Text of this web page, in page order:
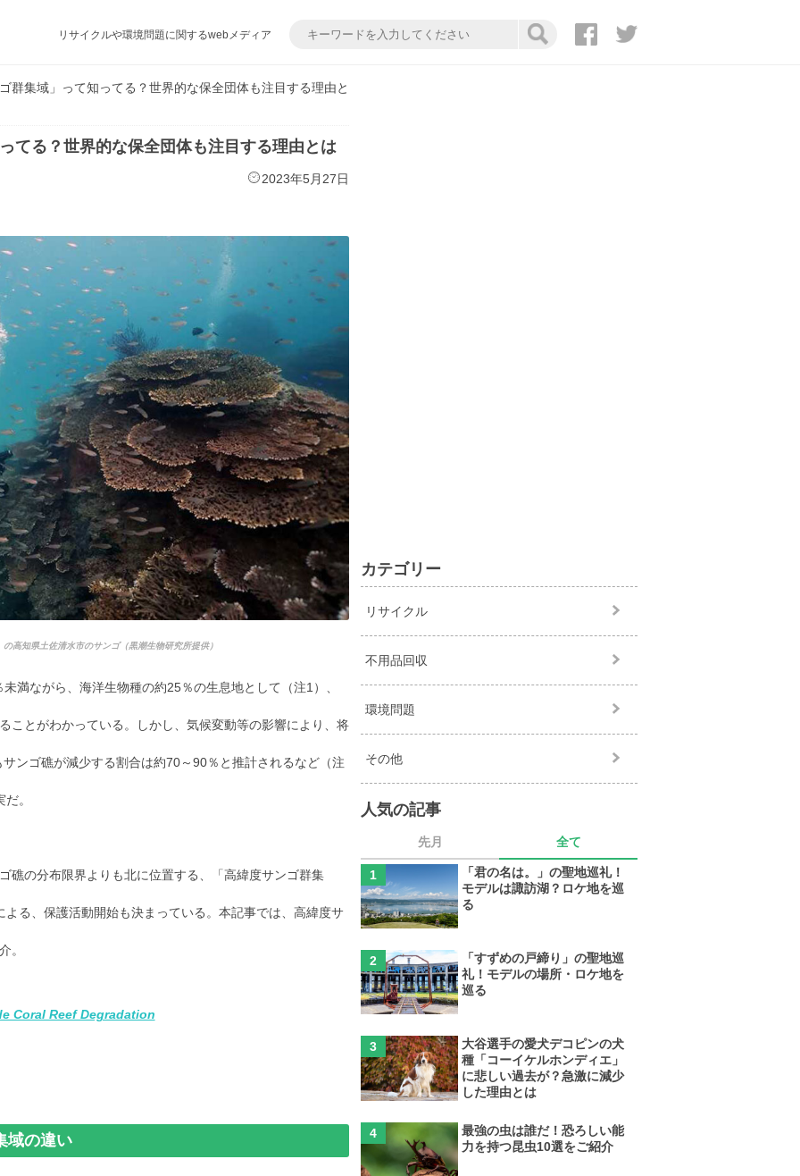
リサイクルや環境問題に関するwebメディア
群集域」って知ってる？世界的な保全団体も注目する理由と
てる？世界的な保全団体も注目する理由とは
2023年5月27日
高知県土佐清水市のサンゴ（黒潮生物研究所提供）
満ながら、海洋生物種の約25％の生息地として（注1）、
ことがわかっている。しかし、気候変動等の影響により、将
ンゴ礁が減少する割合は約70～90％と推計されるなど（注
。
礁の分布限界よりも北に位置する、「高緯度サンゴ群集
る、保護活動開始も決まっている。本記事では、高緯度サ
。
Coral Reef Degradation
域の違い
カテゴリー
リサイクル
不用品回収
環境問題
その他
人気の記事
先月 全て
「君の名は。」の聖地巡礼！
モデルは諏訪湖？ロケ地を巡
る
「すずめの戸締り」の聖地巡
礼！モデルの場所・ロケ地を
巡る
大谷選手の愛犬デコピンの犬
種「コーイケルホンディエ」
に悲しい過去が？急激に減少
した理由とは
最強の虫は誰だ！恐ろしい能
力を持つ昆虫10選をご紹介